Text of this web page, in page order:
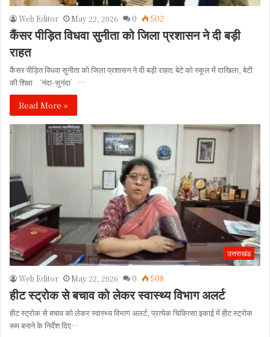
Web Editor May 22, 2026 0 502
कैंसर पीड़ित विधवा सुनीता को जिला प्रशासन ने दी बड़ी
राहत
कैंसर पीड़ित विधवा सुनीता को जिला प्रशासन ने दी बड़ी राहत; बेटे को स्कूल में दाखिला, बेटी
की शिक्षा ‘नंदा-सुनंदा’…
Read More »
उत्तराखंड
Web Editor May 22, 2026 0 508
हीट स्ट्रोक से बचाव को लेकर स्वास्थ्य विभाग अलर्ट
हीट स्ट्रोक से बचाव को लेकर स्वास्थ्य विभाग अलर्ट, प्रत्येक चिकित्सा इकाई में हीट स्ट्रोक
रूम बनाने के निर्देश दिए…